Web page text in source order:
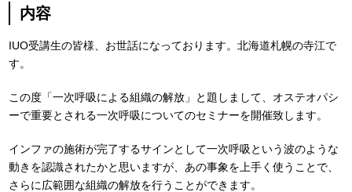
内容
IUO受講生の皆様、お世話になっております。北海道札幌の寺江で
す。
この度「一次呼吸による組織の解放」と題しまして、オステオパシ
ーで重要とされる一次呼吸についてのセミナーを開催致します。
インファの施術が完了するサインとして一次呼吸という波のような
動きを認識されたかと思いますが、あの事象を上手く使うことで、
さらに広範囲な組織の解放を行うことができます。